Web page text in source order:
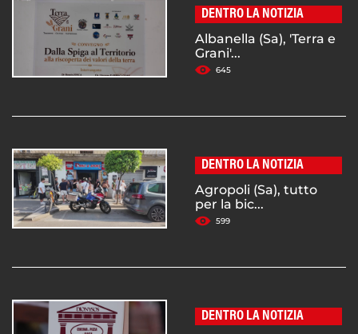
DENTRO LA NOTIZIA
Albanella (Sa), 'Terra e
Grani'...
645
DENTRO LA NOTIZIA
Agropoli (Sa), tutto
per la bic...
599
DENTRO LA NOTIZIA